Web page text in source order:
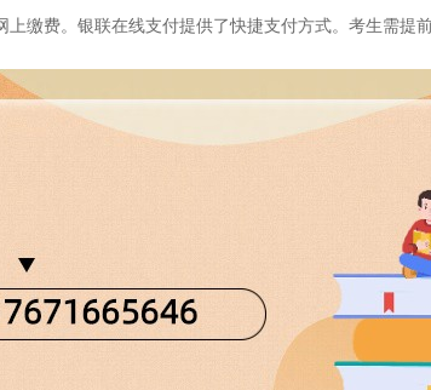
缴费。银联在线支付提供了快捷支付方式。考生需提